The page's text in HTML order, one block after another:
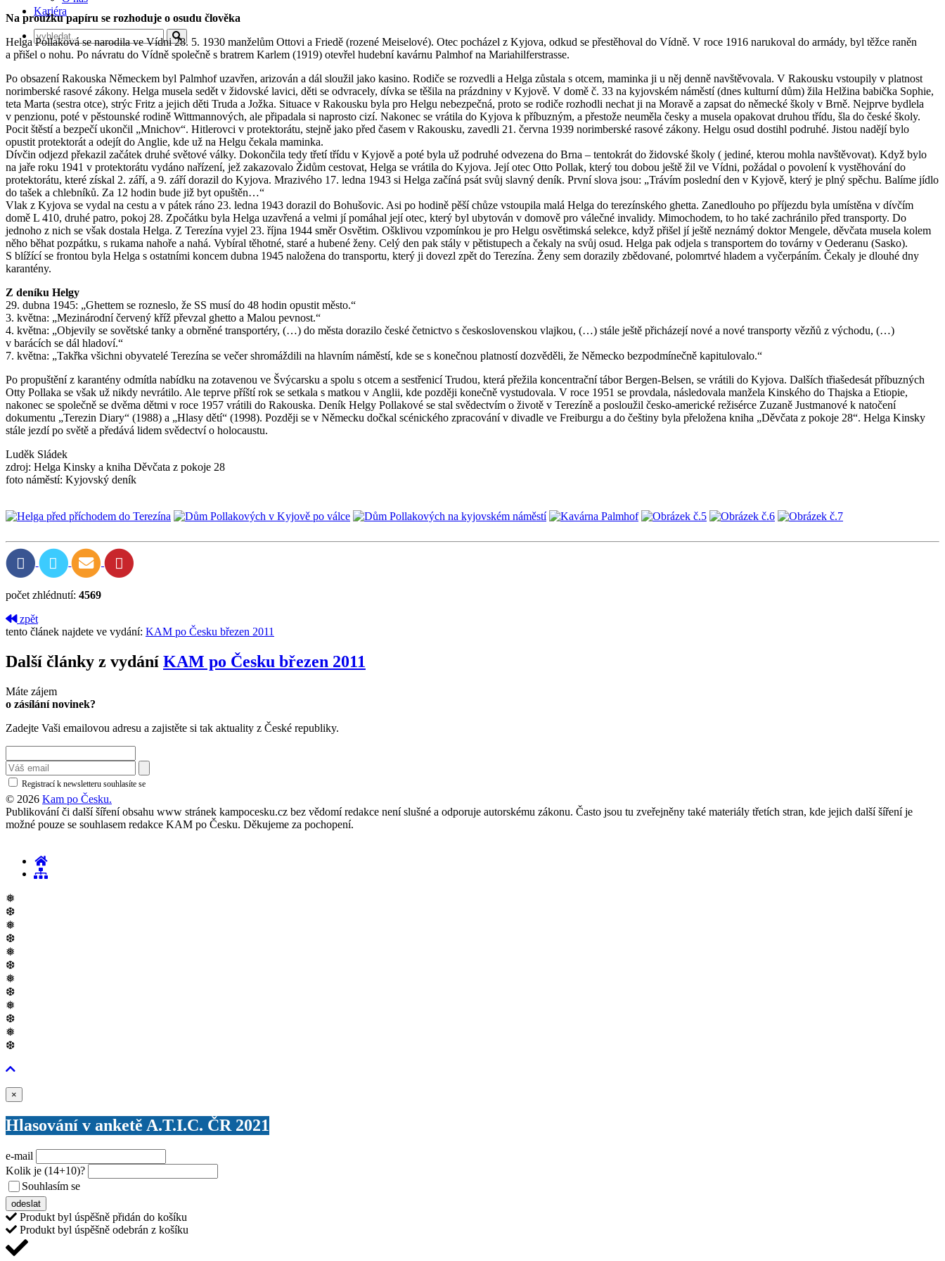
Kariéra
Na proužku papíru se rozhoduje o osudu člověka
Helga Pollaková se narodila ve Vídni 28. 5. 1930 manželům Ottovi a Friedě (rozené Meiselové). Otec pocházel z Kyjova, odkud se přestěhoval do Vídně. V roce 1916 narukoval do armády, byl těžce raněn
a přišel o nohu. Po návratu do Vídně společně s bratrem Karlem (1919) otevřel hudební kavárnu Palmhof na Mariahilferstrasse.
Po obsazení Rakouska Německem byl Palmhof uzavřen, arizován a dál sloužil jako kasino. Rodiče se rozvedli a Helga zůstala s otcem, maminka ji u něj denně navštěvovala. V Rakousku vstoupily v platnost
norimberské rasové zákony. Helga musela sedět v židovské lavici, děti se odvracely, dívka se těšila na prázdniny v Kyjově. V domě č. 33 na kyjovském náměstí (dnes kulturní dům) žila Helžina babička Sophie,
teta Marta (sestra otce), strýc Fritz a jejich děti Truda a Jožka. Situace v Rakousku byla pro Helgu nebezpečná, proto se rodiče rozhodli nechat ji na Moravě a zapsat do německé školy v Brně. Nejprve bydlela
v penzionu, poté v pěstounské rodině Wittmannových, ale připadala si naprosto cizí. Nakonec se vrátila do Kyjova k příbuzným, a přestože neuměla česky a musela opakovat druhou třídu, šla do české školy.
Pocit štěstí a bezpečí ukončil „Mnichov“. Hitlerovci v protektorátu, stejně jako před časem v Rakousku, zavedli 21. června 1939 norimberské rasové zákony. Helgu osud dostihl podruhé. Jistou nadějí bylo
opustit protektorát a odejít do Anglie, kde už na Helgu čekala maminka.
Dívčin odjezd překazil začátek druhé světové války. Dokončila tedy třetí třídu v Kyjově a poté byla už podruhé odvezena do Brna – tentokrát do židovské školy ( jediné, kterou mohla navštěvovat). Když bylo
na jaře roku 1941 v protektorátu vydáno nařízení, jež zakazovalo Židům cestovat, Helga se vrátila do Kyjova. Její otec Otto Pollak, který tou dobou ještě žil ve Vídni, požádal o povolení k vystěhování do
protektorátu, které získal 2. září, a 9. září dorazil do Kyjova. Mrazivého 17. ledna 1943 si Helga začíná psát svůj slavný deník. První slova jsou: „Trávím poslední den v Kyjově, který je plný spěchu. Balíme jídlo
do tašek a chlebníků. Za 12 hodin bude již byt opuštěn…“
Vlak z Kyjova se vydal na cestu a v pátek ráno 23. ledna 1943 dorazil do Bohušovic. Asi po hodině pěší chůze vstoupila malá Helga do terezínského ghetta. Zanedlouho po příjezdu byla umístěna v dívčím
domě L 410, druhé patro, pokoj 28. Zpočátku byla Helga uzavřená a velmi jí pomáhal její otec, který byl ubytován v domově pro válečné invalidy. Mimochodem, to ho také zachránilo před transporty. Do
jednoho z nich se však dostala Helga. Z Terezína vyjel 23. října 1944 směr Osvětim. Ošklivou vzpomínkou je pro Helgu osvětimská selekce, když přišel jí ještě neznámý doktor Mengele, děvčata musela kolem
něho běhat pozpátku, s rukama nahoře a nahá. Vybíral těhotné, staré a hubené ženy. Celý den pak stály v pětistupech a čekaly na svůj osud. Helga pak odjela s transportem do továrny v Oederanu (Sasko).
S blížící se frontou byla Helga s ostatními koncem dubna 1945 naložena do transportu, který ji dovezl zpět do Terezína. Ženy sem dorazily zbědované, polomrtvé hladem a vyčerpáním. Čekaly je dlouhé dny
karantény.
Z deníku Helgy
29. dubna 1945: „Ghettem se rozneslo, že SS musí do 48 hodin opustit město.“
3. května: „Mezinárodní červený kříž převzal ghetto a Malou pevnost.“
4. května: „Objevily se sovětské tanky a obrněné transportéry, (…) do města dorazilo české četnictvo s československou vlajkou, (…) stále ještě přicházejí nové a nové transporty vězňů z východu, (…)
v barácích se dál hladoví.“
7. května: „Takřka všichni obyvatelé Terezína se večer shromáždili na hlavním náměstí, kde se s konečnou platností dozvěděli, že Německo bezpodmínečně kapitulovalo.“
Po propuštění z karantény odmítla nabídku na zotavenou ve Švýcarsku a spolu s otcem a sestřenicí Trudou, která přežila koncentrační tábor Bergen-Belsen, se vrátili do Kyjova. Dalších třiašedesát příbuzných
Otty Pollaka se však už nikdy nevrátilo. Ale teprve příští rok se setkala s matkou v Anglii, kde později konečně vystudovala. V roce 1951 se provdala, následovala manžela Kinského do Thajska a Etiopie,
nakonec se společně se dvěma dětmi v roce 1957 vrátili do Rakouska. Deník Helgy Pollakové se stal svědectvím o životě v Terezíně a posloužil česko-americké režisérce Zuzaně Justmanové k natočení
dokumentu „Terezin Diary“ (1988) a „Hlasy dětí“ (1998). Později se v Německu dočkal scénického zpracování v divadle ve Freiburgu a do češtiny byla přeložena kniha „Děvčata z pokoje 28“. Helga Kinsky
stále jezdí po světě a předává lidem svědectví o holocaustu.
Luděk Sládek
zdroj: Helga Kinsky a kniha Děvčata z pokoje 28
foto náměstí: Kyjovský deník
počet zhlédnutí: 4569
zpět
tento článek najdete ve vydání: KAM po Česku březen 2011
Další články z vydání KAM po Česku březen 2011
Máte zájem
o zásílání novinek?
Zadejte Vaši emailovou adresu a zajistěte si tak aktuality z České republiky.
Registrací k newsletteru souhlasíte se
© 2026 Kam po Česku.
Publikování či další šíření obsahu www stránek kampocesku.cz bez vědomí redakce není slušné a odporuje autorskému zákonu. Často jsou tu zveřejněny také materiály třetích stran, kde jejich další šíření je
možné pouze se souhlasem redakce KAM po Česku. Děkujeme za pochopení.
❅
❆
❅
❆
❅
❆
❅
❆
❅
❆
❅
❆
×
Hlasování v anketě A.T.I.C. ČR 2021
e-mail
Kolik je (14+10)?
Souhlasím se
odeslat
Produkt byl úspěšně přidán do košíku
Produkt byl úspěšně odebrán z košíku